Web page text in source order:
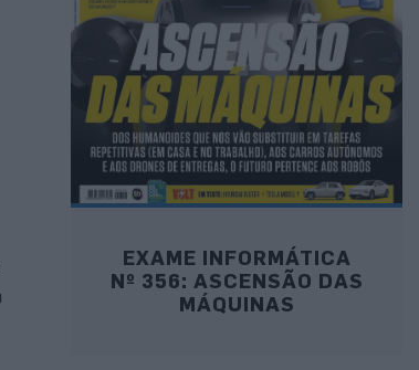
EXAME INFORMÁTICA
Nº 356: ASCENSÃO DAS
MÁQUINAS